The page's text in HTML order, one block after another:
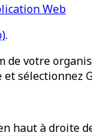
Web
.
de votre
et sélectionnez
haut à droite